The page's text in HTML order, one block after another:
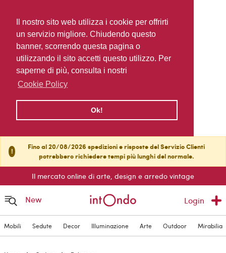
Il nostro sito web utilizza i cookie per offrirti
un servizio migliore. Chiudendo questo
banner, scorrendo questa pagina o
utilizzando il sito accetti questo utilizzo. Per
saperne di più, consulta i nostri
Cookie Policy
Ok!
!
Fino al 20/08/2026 spedizioni e risposte del Servizio Clienti
potrebbero richiedere tempi più lunghi del normale.
Il mercato online di arte, design e arredo vintage
New Login
Mobili Sedute Decor Illuminazione Arte Outdoor Mirabilia